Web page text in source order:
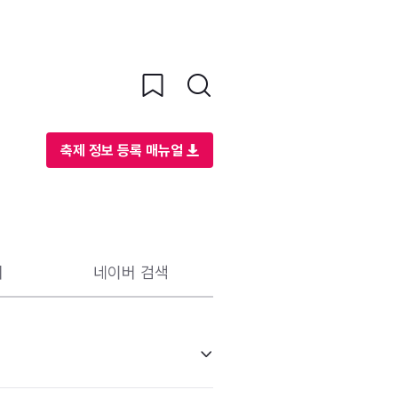
축제 정보 등록 매뉴얼
네이버 검색